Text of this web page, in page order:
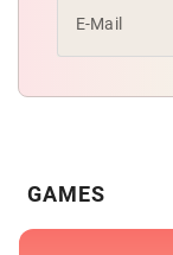
E-Mail
GAMES